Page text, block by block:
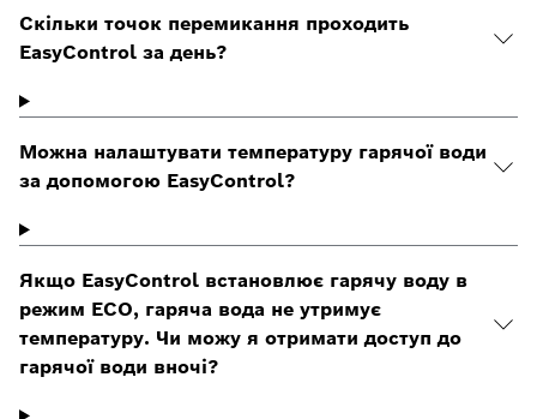
Скільки точок перемикання проходить
EasyControl за день?
Можна налаштувати температуру гарячої води
за допомогою EasyControl?
Якщо EasyControl встановлює гарячу воду в
режим ECO, гаряча вода не утримує
температуру. Чи можу я отримати доступ до
гарячої води вночі?